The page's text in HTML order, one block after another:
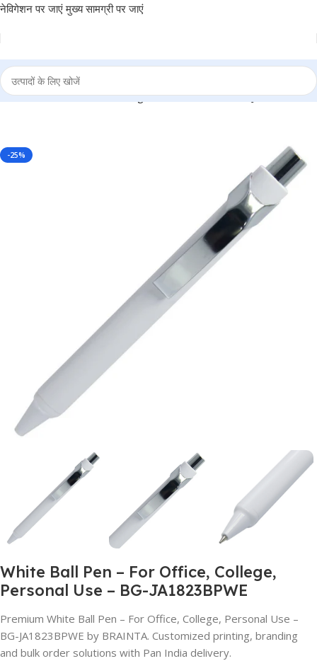
नेविगेशन पर जाएं मुख्य सामग्री पर जाएं
Ball Pen – For Office, College, Personal Use – BG-JA1823BPWE
-25%
White Ball Pen – For Office, College,
Personal Use – BG-JA1823BPWE
Premium White Ball Pen – For Office, College, Personal Use –
BG-JA1823BPWE by BRAINTA. Customized printing, branding
and bulk order solutions with Pan India delivery.